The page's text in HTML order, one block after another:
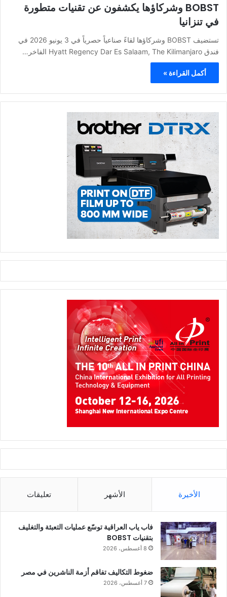
BOBST وشركاؤها يكشفون عن تقنيات متطورة
في تنزانيا
تستضيف BOBST وشركاؤها لقاءً صناعياً حصرياً في 3 يونيو 2026 في
فندق Hyatt Regency Dar Es Salaam, The Kilimanjaro الفاخر…
أكمل القراءة »
الأخيرة الأشهر تعليقات
فاب ياب العراقية توسّع عمليات التعبئة والتغليف
بتقنيات BOBST
8 أغسطس، 2026
ضغوط التكاليف تفاقم أزمة الناشرين في مصر
7 أغسطس، 2026